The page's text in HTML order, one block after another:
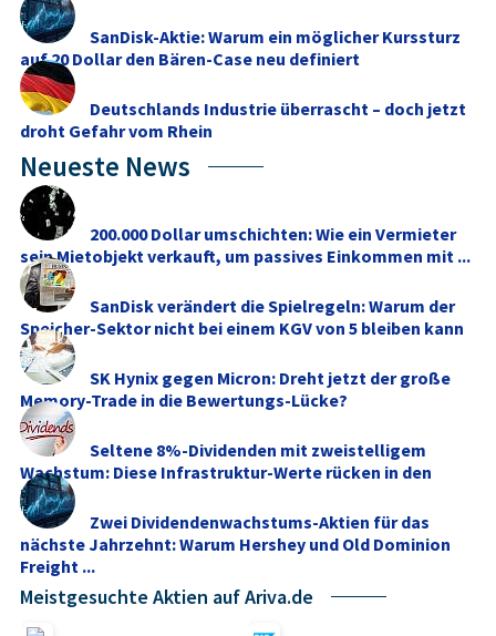
SanDisk-Aktie: Warum ein möglicher Kurssturz
auf 20 Dollar den Bären-Case neu definiert
Deutschlands Industrie überrascht – doch jetzt
droht Gefahr vom Rhein
Neueste News
200.000 Dollar umschichten: Wie ein Vermieter
sein Mietobjekt verkauft, um passives Einkommen mit ...
SanDisk verändert die Spielregeln: Warum der
Speicher-Sektor nicht bei einem KGV von 5 bleiben kann
SK Hynix gegen Micron: Dreht jetzt der große
Memory‑Trade in die Bewertungs-Lücke?
Seltene 8%-Dividenden mit zweistelligem
Wachstum: Diese Infrastruktur-Werte rücken in den
Fokus
Zwei Dividendenwachstums-Aktien für das
nächste Jahrzehnt: Warum Hershey und Old Dominion
Freight ...
Meistgesuchte Aktien auf Ariva.de